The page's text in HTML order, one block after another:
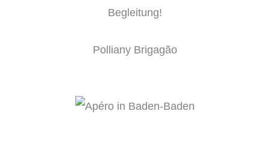
Begleitung!
Polliany Brigagão